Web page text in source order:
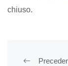
chiuso.